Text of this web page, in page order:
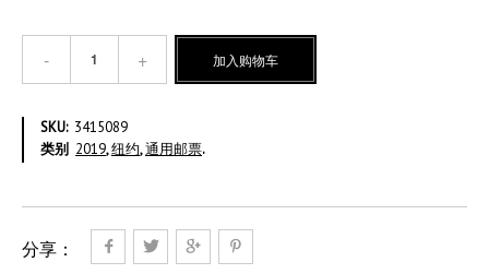
甘
美
元
加入购物车
SKU: 3415089
类别 2019,纽约,通用邮票.
分享：